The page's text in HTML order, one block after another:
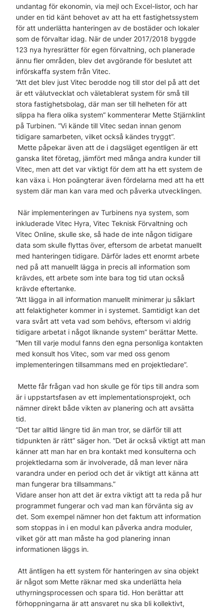
undantag för ekonomin, via mejl och Excel-listor, och har
under en tid känt behovet av att ha ett fastighetssystem
för att underlätta hanteringen av de bostäder och lokaler
som de förvaltar idag. När de under 2017/2018 byggde
123 nya hyresrätter för egen förvaltning, och planerade
ännu fler områden, blev det avgörande för beslutet att
införskaffa system från Vitec.
”Att det blev just Vitec berodde nog till stor del på att det
är ett välutvecklat och väletablerat system för små till
stora fastighetsbolag, där man ser till helheten för att
slippa ha flera olika system” kommenterar Mette Stjärnklint
på Turbinen. ”Vi kände till Vitec sedan innan genom
tidigare samarbeten, vilket också kändes tryggt”.
Mette påpekar även att de i dagsläget egentligen är ett
ganska litet företag, jämfört med många andra kunder till
Vitec, men att det var viktigt för dem att ha ett system de
kan växa i. Hon poängterar även fördelarna med att ha ett
system där man kan vara med och påverka utvecklingen.
När implementeringen av Turbinens nya system, som
inkluderade Vitec Hyra, Vitec Teknisk Förvaltning och
Vitec Online, skulle ske, så hade de inte någon tidigare
data som skulle flyttas över, eftersom de arbetat manuellt
med hanteringen tidigare. Därför lades ett enormt arbete
ned på att manuellt lägga in precis all information som
krävdes, ett arbete som inte bara tog tid utan också
krävde eftertanke.
”Att lägga in all information manuellt minimerar ju såklart
att felaktigheter kommer in i systemet. Samtidigt kan det
vara svårt att veta vad som behövs, eftersom vi aldrig
tidigare arbetat i något liknande system” berättar Mette.
”Men till varje modul fanns den egna personliga kontakten
med konsult hos Vitec, som var med oss genom
implementeringen tillsammans med en projektledare”.
Mette får frågan vad hon skulle ge för tips till andra som
är i uppstartsfasen av ett implementationsprojekt, och
nämner direkt både vikten av planering och att avsätta
tid.
”Det tar alltid längre tid än man tror, se därför till att
tidpunkten är rätt” säger hon. ”Det är också viktigt att man
känner att man har en bra kontakt med konsulterna och
projektledarna som är involverade, då man lever nära
varandra under en period och det är viktigt att känna att
man fungerar bra tillsammans.”
Vidare anser hon att det är extra viktigt att ta reda på hur
programmet fungerar och vad man kan förvänta sig av
det. Som exempel nämner hon det faktum att information
som stoppas in i en modul kan påverka andra moduler,
vilket gör att man måste ha god planering innan
informationen läggs in.
Att äntligen ha ett system för hanteringen av sina objekt
är något som Mette räknar med ska underlätta hela
uthyrningsprocessen och spara tid. Hon berättar att
förhoppningarna är att ansvaret nu ska bli kollektivt,